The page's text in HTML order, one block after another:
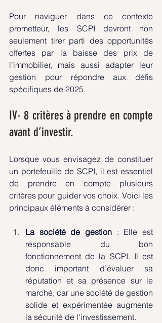
Pour naviguer dans ce contexte
prometteur, les SCPI devront non
seulement tirer parti des opportunités
offertes par la baisse des prix de
l’immobilier, mais aussi adapter leur
gestion pour répondre aux défis
spécifiques de 2025.
IV- 8 critères à prendre en compte
avant d’investir.
Lorsque vous envisagez de constituer
un portefeuille de SCPI, il est essentiel
de prendre en compte plusieurs
critères pour guider vos choix. Voici les
principaux éléments à considérer :
La société de gestion : Elle est
responsable du bon
fonctionnement de la SCPI. Il est
donc important d’évaluer sa
réputation et sa présence sur le
marché, car une société de gestion
solide et expérimentée augmente
la sécurité de l'investissement.